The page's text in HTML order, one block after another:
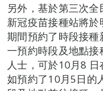
另外，基於第三次
新冠疫苗接種站將
期間預約了時段接
一預約時段及地點
人士，可於10月8
如預約了10月5日的